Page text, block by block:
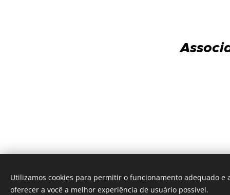
Utilizamos cookies para permitir o funcionamento adequado e
oferecer a você a melhor experiência de usuário possível.